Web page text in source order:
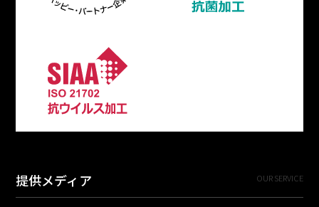
提供メディア OUR SERVICE